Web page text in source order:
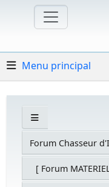
Menu principal
Forum Chasseur
[ Forum